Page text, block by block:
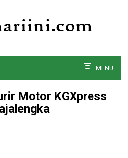
MENU
Motor KGXpress